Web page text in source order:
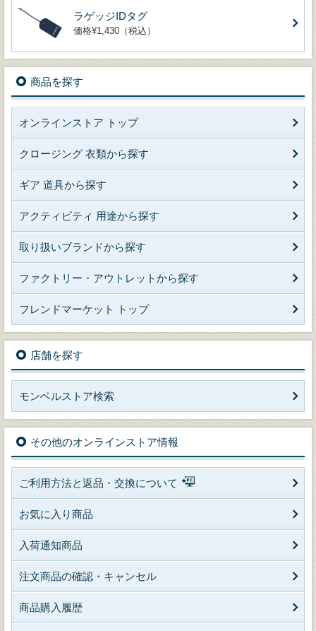
ラゲッジIDタグ
価格¥1,430（税込）
商品を探す
オンラインストア トップ
クロージング 衣類から探す
ギア 道具から探す
アクティビティ 用途から探す
取り扱いブランドから探す
ファクトリー・アウトレットから探す
フレンドマーケット トップ
店舗を探す
モンベルストア検索
その他のオンラインストア情報
ご利用方法と返品・交換について
お気に入り商品
入荷通知商品
注文商品の確認・キャンセル
商品購入履歴